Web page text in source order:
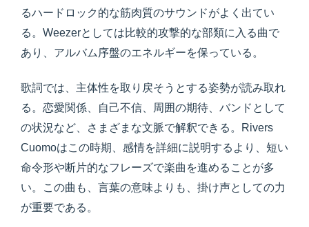
るハードロック的な筋肉質のサウンドがよく出てい
る。Weezerとしては比較的攻撃的な部類に入る曲で
あり、アルバム序盤のエネルギーを保っている。
歌詞では、主体性を取り戻そうとする姿勢が読み取れ
る。恋愛関係、自己不信、周囲の期待、バンドとして
の状況など、さまざまな文脈で解釈できる。Rivers
Cuomoはこの時期、感情を詳細に説明するより、短い
命令形や断片的なフレーズで楽曲を進めることが多
い。この曲も、言葉の意味よりも、掛け声としての力
が重要である。